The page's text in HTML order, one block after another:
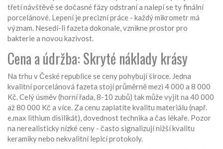
třetí návštěvě se dočasné fázy odstraní a nalepí se ty finální
porcelánové. Lepení je precizní práce - každý mikrometr má
význam. Nesedí-li fazeta dokonale, vznikne prostor pro
bakterie a novou kazivost.
Cena a údržba: Skryté náklady krásy
Na trhu v České republice se ceny pohybují široce. Jedna
kvalitní porcelánová fazeta stojí průměrně mezi 4 000 a 8 000
Kč. Celý úsměv (horní řada, 8-10 zubů) tak může vyjít na 40 000
až 80 000 Kč a více. Za cenu zaplatíte kvalitu materiálu (např.
e.max lithium disilikát), dovednost technika a čas lékaře. Pozor
na nerealisticky nízké ceny - často signalizují nižší kvalitu
keramiky nebo nekvalitní lepicí protokoly.